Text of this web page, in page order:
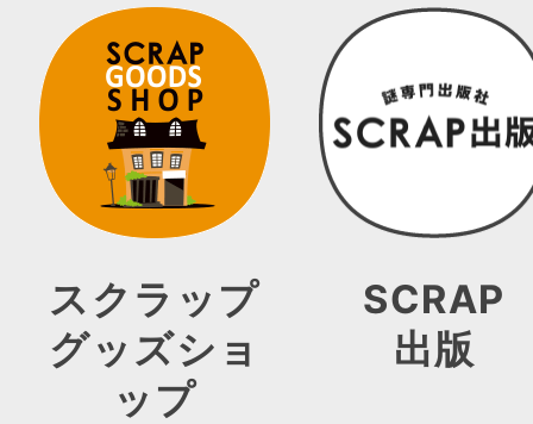
スクラップ
グッズショ
ップ
SCRAP
出版